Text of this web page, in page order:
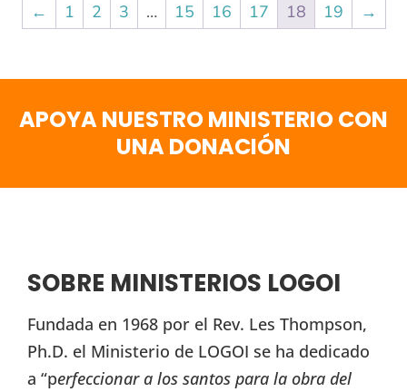
← 1 2 3 … 15 16 17 18 19 →
APOYA NUESTRO MINISTERIO CON
UNA DONACIÓN
SOBRE MINISTERIOS LOGOI
Fundada en 1968 por el Rev. Les Thompson,
Ph.D. el Ministerio de LOGOI se ha dedicado
a “perfeccionar a los santos para la obra del